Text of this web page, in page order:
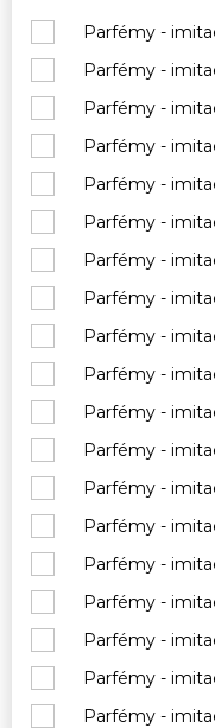
Parfémy -
Parfémy -
Parfémy -
Parfémy -
Parfémy -
Parfémy -
Parfémy -
Parfémy -
Parfémy -
Parfémy -
Parfémy -
Parfémy -
Parfémy -
Parfémy -
Parfémy -
Parfémy -
Parfémy -
Parfémy -
Parfémy -